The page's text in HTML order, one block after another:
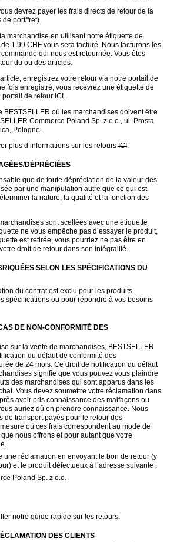
devrez payer les frais directs de retour de la
de port/fret).
marchandise en utilisant notre étiquette de
1.99 CHF vous sera facturé. Nous facturons les
qui nous est retournée. Vous êtes
du ou des articles.
enregistrez votre retour via notre portail de
fois enregistré, vous recevrez une étiquette de
portail de retour ICI.
BESTSELLER où les marchandises doivent être
Commerce Poland Sp. z o.o., ul. Prosta
Pologne.
plus d’informations sur les retours ICI.
DÉPRÉCIÉES
que de toute dépréciation de la valeur des
par une manipulation autre que ce qui est
la nature, la qualité et la fonction des
sont scellées avec une étiquette
ne vous empêche pas d’essayer le produit,
est retirée, vous pourriez ne pas être en
droit de retour dans son intégralité.
SELON LES SPÉCIFICATIONS DU
du contrat est exclu pour les produits
spécifications ou pour répondre à vos besoins
DE NON-CONFORMITÉ DES
sur la vente de marchandises, BESTSELLER
du défaut de conformité des
de 24 mois. Ce droit de notification du défaut
signifie que vous pouvez vous plaindre
des marchandises qui sont apparus dans les
Vous devez soumettre votre réclamation dans
avoir pris connaissance des malfaçons ou
auriez dû en prendre connaissance. Nous
de transport payés pour le retour des
où ces frais correspondent au mode de
nous offrons et pour autant que votre
une réclamation en envoyant le bon de retour (y
et le produit défectueux à l’adresse suivante :
Poland Sp. z o.o.
notre guide rapide sur les retours.
DES CLIENTS